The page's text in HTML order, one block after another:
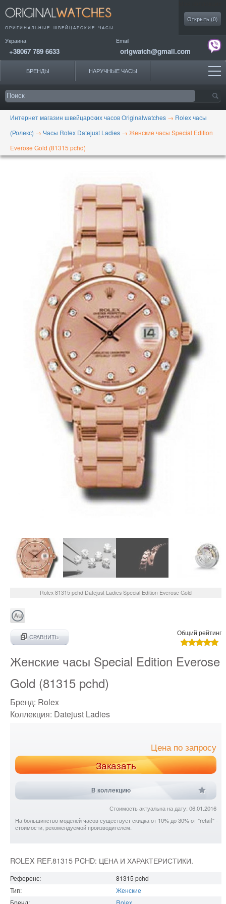
ОРИГИНАЛЬНЫЕ ШВЕЙЦАРСКИЕ ЧАСЫ
Украина
+38067 789 6633
Email
origwatch@gmail.com
Открыть (0)
БРЕНДЫ НАРУЧНЫЕ ЧАСЫ
Интернет магазин швейцарских часов Originalwatches → Rolex часы
(Ролекс) → Часы Rolex Datejust Ladies → Женские часы Special Edition
Everose Gold (81315 pchd)
Rolex 81315 pchd Datejust Ladies Special Edition Everose Gold
СРАВНИТЬ
Общий рейтинг
Женские часы Special Edition Everose
Gold (81315 pchd)
Бренд: Rolex
Коллекция: Datejust Ladies
Цена по запросу
Заказать
В коллекцию
Стоимость актуальна на дату: 06.01.2016
На большинство моделей часов существует скидка от 10% до 30% от "retail" -
стоимости, рекомендуемой производителем.
ROLEX REF.81315 PCHD: ЦЕНА И ХАРАКТЕРИСТИКИ.
Референс:
81315 pchd
Тип:
Женские
Бренд:
Rolex